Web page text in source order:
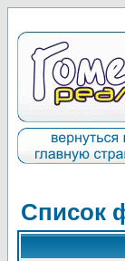
Список